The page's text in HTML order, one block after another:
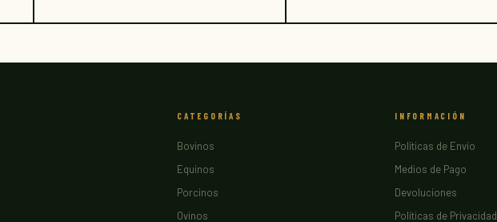
CATEGORÍAS
Bovinos
Equinos
Porcinos
Ovinos
INFORMACIÓN
Políticas de Envío
Medios de Pago
Devoluciones
Políticas de Privacidad